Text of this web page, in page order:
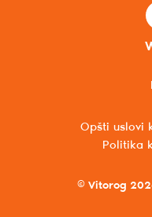
© Vitorog
Opšti uslovi
Politika